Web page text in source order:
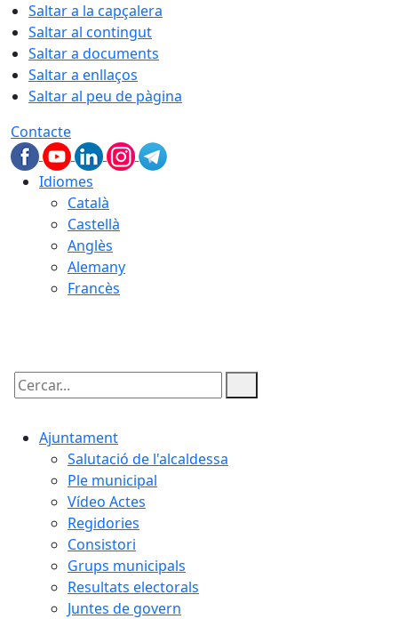
Saltar a la capçalera
Saltar al contingut
Saltar a documents
Saltar a enllaços
Saltar al peu de pàgina
Contacte
Idiomes
Català
Castellà
Anglès
Alemany
Francès
Cercar:
Ajuntament
Salutació de l'alcaldessa
Ple municipal
Vídeo Actes
Regidories
Consistori
Grups municipals
Resultats electorals
Juntes de govern